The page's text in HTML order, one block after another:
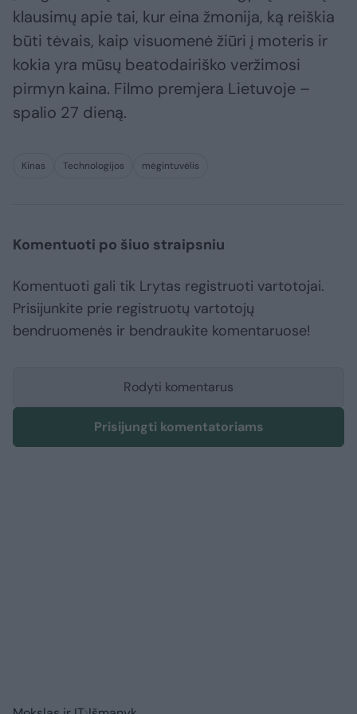
klausimų apie tai, kur eina žmonija, ką reiškia
būti tėvais, kaip visuomenė žiūri į moteris ir
kokia yra mūsų beatodairiško veržimosi
pirmyn kaina. Filmo premjera Lietuvoje –
spalio 27 dieną.
Kinas Technologijos mėgintuvėlis
Komentuoti po šiuo straipsniu
Komentuoti gali tik Lrytas registruoti vartotojai.
Prisijunkite prie registruotų vartotojų
bendruomenės ir bendraukite komentaruose!
Rodyti komentarus
Prisijungti komentatoriams